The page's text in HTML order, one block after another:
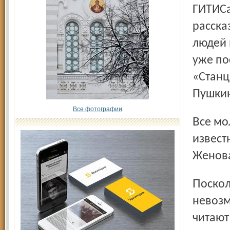
Все фотографии
ГИТИСа. Над спектаклем «В тени виноградника» по
людей
уже
Все молодые постановщики спектаклей – ученики
Поскольку за три дня выучить текст актёру практически